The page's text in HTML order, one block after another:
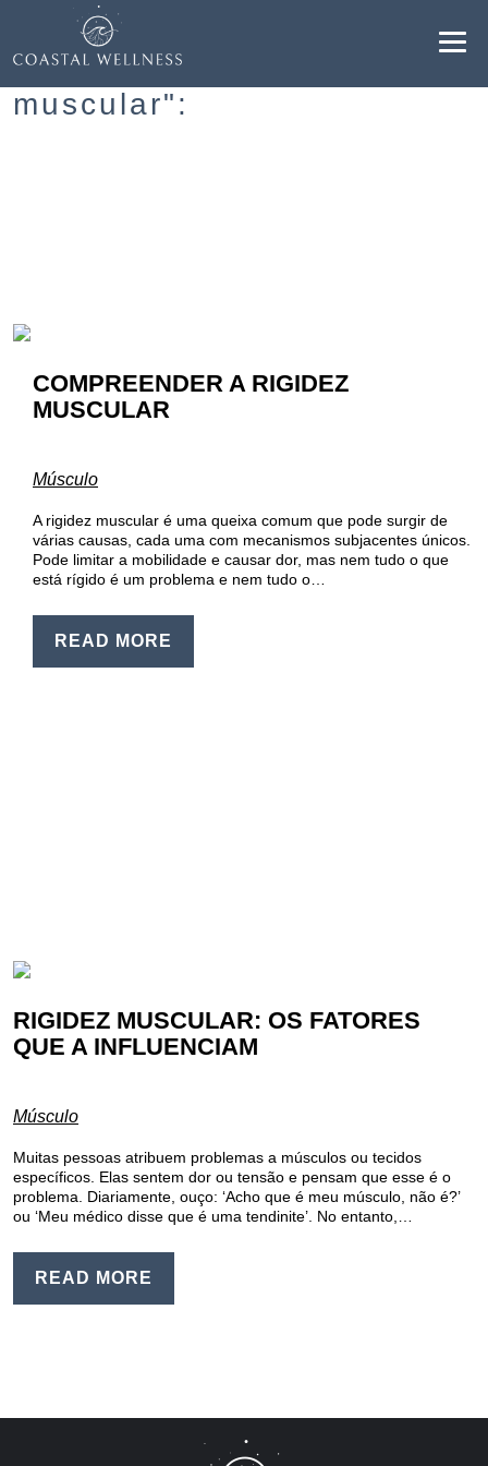
AGENDAR
PT
Resultados para "rigidez
muscular":
COMPREENDER A RIGIDEZ
MUSCULAR
Músculo
A rigidez muscular é uma queixa comum que pode surgir de
várias causas, cada uma com mecanismos subjacentes únicos.
Pode limitar a mobilidade e causar dor, mas nem tudo o que
está rígido é um problema e nem tudo o…
READ MORE
RIGIDEZ MUSCULAR: OS FATORES
QUE A INFLUENCIAM
Músculo
Muitas pessoas atribuem problemas a músculos ou tecidos
específicos. Elas sentem dor ou tensão e pensam que esse é o
problema. Diariamente, ouço: ‘Acho que é meu músculo, não é?’
ou ‘Meu médico disse que é uma tendinite’. No entanto,…
READ MORE